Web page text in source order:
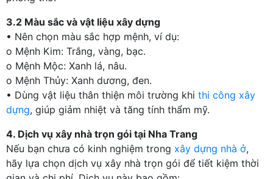
3.2 Màu sắc và vật liệu xây dựng
• Nên chọn màu sắc hợp mệnh, ví dụ:
o Mệnh Kim: Trắng, vàng, bạc.
o Mệnh Mộc: Xanh lá, nâu.
o Mệnh Thủy: Xanh dương, đen.
• Dùng vật liệu thân thiện môi trường khi thi công xây
dựng, giúp giảm nhiệt và tăng tính thẩm mỹ.
4. Dịch vụ xây nhà trọn gói tại Nha Trang
Nếu bạn chưa có kinh nghiệm trong xây dựng nhà ở,
hãy lựa chọn dịch vụ xây nhà trọn gói để tiết kiệm thời